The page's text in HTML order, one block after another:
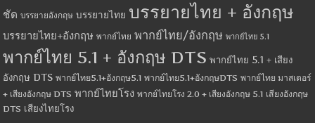
ชัด บรรยายอังกฤษ บรรยายไทย บรรยายไทย + อังกฤษ
บรรยายไทย+อังกฤษ พากย์ไทย พากย์ไทย/อังกฤษ พากย์ไทย 5.1
พากย์ไทย 5.1 + อังกฤษ DTS พากย์ไทย 5.1 + เสียง
อังกฤษ DTS พากย์ไทย5.1+อังกฤษ5.1 พากย์ไทย5.1+อังกฤษDTS พากย์ไทย มาสเตอร์
+ เสียงอังกฤษ DTS พากย์ไทยโรง พากย์ไทยโรง 2.0 + เสียงอังกฤษ 5.1 เสียงอังกฤษ
DTS เสียงไทยโรง